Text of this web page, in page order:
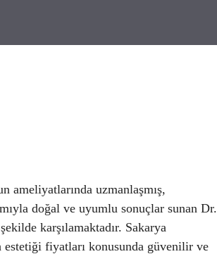
ameliyatlarında uzmanlaşmış,
doğal ve uyumlu sonuçlar sunan Dr.
karşılamaktadır. Sakarya
fiyatları konusunda güvenilir ve